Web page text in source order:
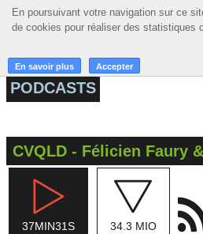
En poursuivant votre navigation sur ce
de cookies pour réaliser des statistiques
En savoir plus Accepter
En poursuivant votre navigation sur ce
de cookies pour réaliser des statistiques
En savoir plus Accepter
☰ MENU
ACCUEIL
GRILLE
MUSIQUE
ACTIONS
PODCASTS
CVQLD - Félicien Faury
37MIN31S 34.3 MIO